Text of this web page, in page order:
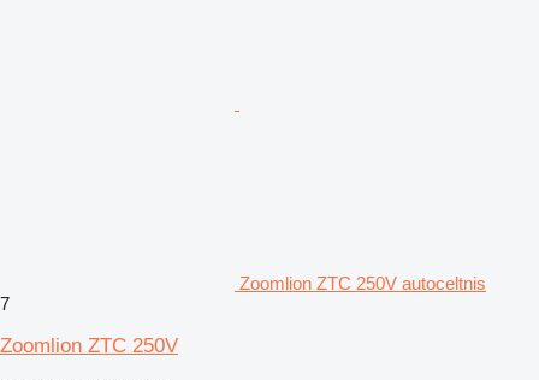
Zoomlion ZTC 250V autoceltnis
7
Zoomlion ZTC 250V